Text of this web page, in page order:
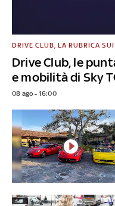
Drive Club, le
e mobilità di Sky
DRIVE CLUB, LA RUBRICA
08 ago - 16:00